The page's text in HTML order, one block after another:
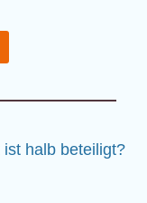
halb beteiligt?